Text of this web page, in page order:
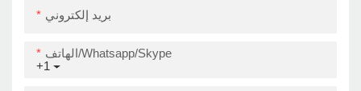
بريد إلكتروني
+1
الهاتف/Whatsapp/Skype